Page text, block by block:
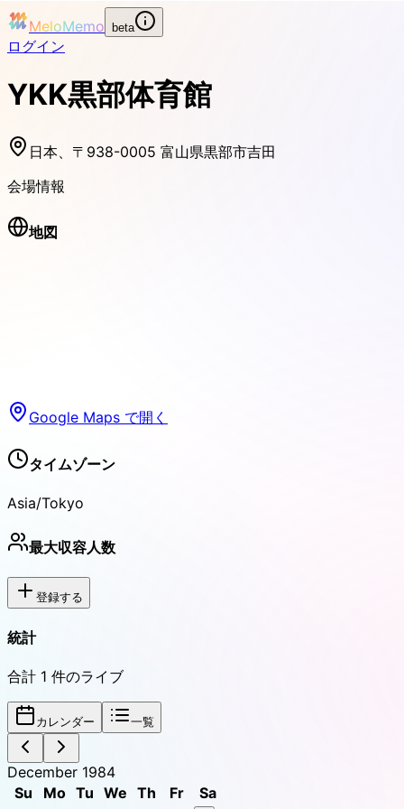
MeloMemo beta
ログイン
YKK黒部体育館
日本、〒938-0005 富山県黒部市吉田
会場情報
地図
Google Maps で開く
タイムゾーン
Asia/Tokyo
最大収容人数
登録する
統計
合計 1 件のライブ
カレンダー 一覧
December 1984
Su
Mo Tu We Th Fr Sa